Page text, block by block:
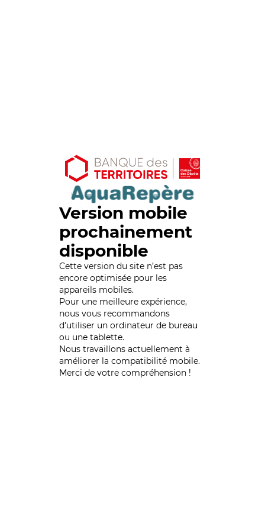
Version mobile
prochainement
disponible
Cette version du site n’est pas
encore optimisée pour les
appareils mobiles.
Pour une meilleure expérience,
nous vous recommandons
d'utiliser un ordinateur de bureau
ou une tablette.
Nous travaillons actuellement à
améliorer la compatibilité mobile.
Merci de votre compréhension !